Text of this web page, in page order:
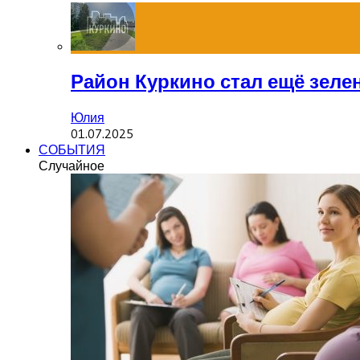
Район Куркино стал ещё
Юлия
01.07.2025
СОБЫТИЯ
Случайное